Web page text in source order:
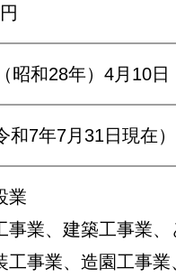
昭和28年）4月10日
和7年7月31日現在）
業
事業、建築工事業
工事業、造園工事業